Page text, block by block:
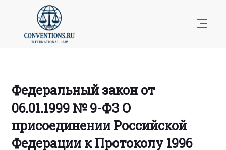
Федеральный закон от
06.01.1999 № 9-ФЗ О
присоединении Российской
Федерации к Протоколу 1996